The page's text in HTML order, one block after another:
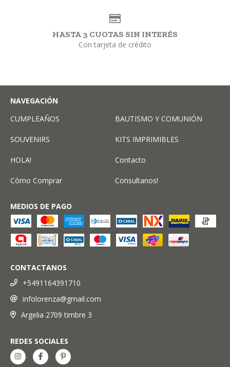
HASTA 3 CUOTAS SIN INTERÉS
Con tarjeta de crédito
NAVEGACIÓN
CUMPLEAÑOS
BAUTISMO Y COMUNIÓN
SOUVENIRS KITS IMPRIMIBLES
HOLA! Contacto
Cómo Comprar Consultanos!
MEDIOS DE PAGO
CONTACTANOS
+5491164391710
infolorenza@gmail.com
Argelia 2709 timbre 3
REDES SOCIALES